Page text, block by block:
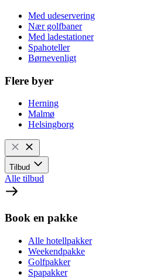
Med udeservering
Nær golfbaner
Med ladestationer
Spahoteller
Børnevenligt
Flere byer
Herning
Malmø
Helsingborg
Tilbud
Alle tilbud
Book en pakke
Alle hotellpakker
Weekendpakke
Golfpakker
Spapakker